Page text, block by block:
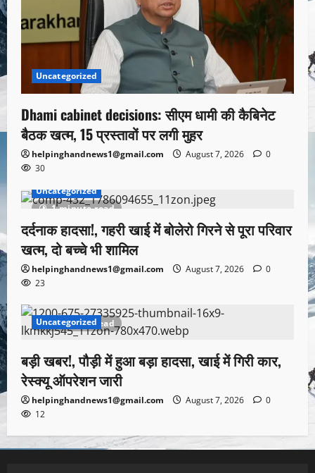
Uncategorized
Dhami cabinet decisions: सीएम धामी की कैबिनेट
बैठक खत्म, 15 प्रस्तावों पर लगी मुहर
helpinghandnews1@gmail.com August 7, 2026
0
30
1 minute read
Uncategorized
दर्दनाक हादसा!, गहरी खाई में बोलेरो गिरने से पूरा परिवार
खत्म, दो बच्चे भी शामिल
helpinghandnews1@gmail.com August 7, 2026
0
23
1 minute read
Uncategorized
बड़ी खबर!, पौड़ी में हुआ बड़ा हादसा, खाई में गिरी कार,
रेस्क्यू ऑपरेशन जारी
helpinghandnews1@gmail.com August 7, 2026
0
12